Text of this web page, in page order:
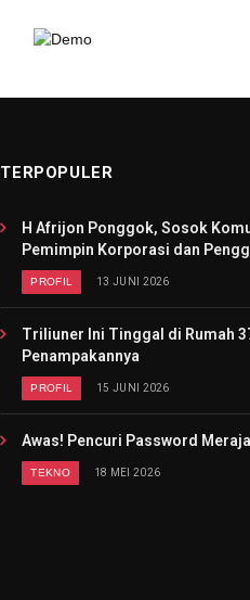
TERPOPULER
H Afrijon Ponggok, Sosok
Pemimpin Korporasi dan
PROFIL 13 JUNI 2026
Triliuner Ini Tinggal di Rumah
Penampakannya
PROFIL 15 JUNI 2026
Awas! Pencuri Password
TEKNO 18 MEI 2026